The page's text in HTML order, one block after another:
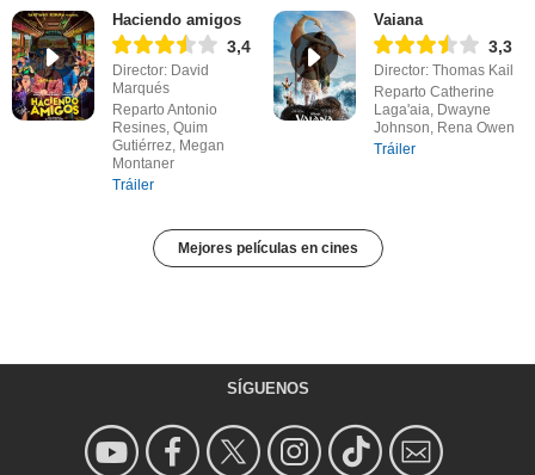
Haciendo amigos
3,4
Director: David
Marqués
Reparto Antonio
Resines, Quim
Gutiérrez, Megan
Montaner
Tráiler
Vaiana
3,3
Director: Thomas Kail
Reparto Catherine
Laga'aia, Dwayne
Johnson, Rena Owen
Tráiler
Mejores películas en cines
SÍGUENOS